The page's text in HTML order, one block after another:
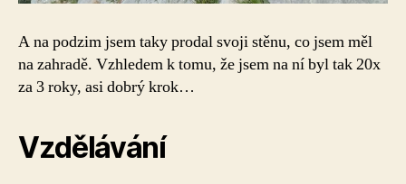
A na podzim jsem taky prodal svoji stěnu, co jsem měl
na zahradě. Vzhledem k tomu, že jsem na ní byl tak 20x
za 3 roky, asi dobrý krok…
Vzdělávání